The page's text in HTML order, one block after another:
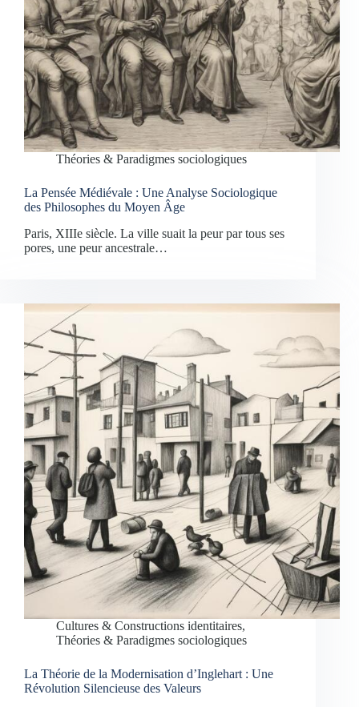
Théories & Paradigmes sociologiques
La Pensée Médiévale : Une Analyse Sociologique
des Philosophes du Moyen Âge
Paris, XIIIe siècle. La ville suait la peur par tous ses
pores, une peur ancestrale…
Cultures & Constructions identitaires,
Théories & Paradigmes sociologiques
La Théorie de la Modernisation d’Inglehart : Une
Révolution Silencieuse des Valeurs